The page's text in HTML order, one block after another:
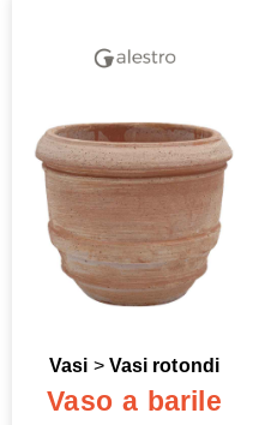
Vasi > Vasi rotondi
Vaso a barile